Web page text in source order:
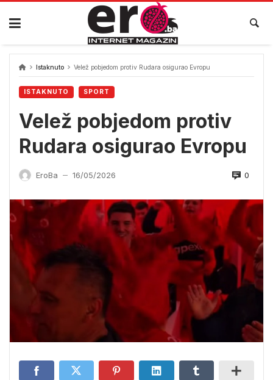
Skip
content
Istaknuto Velež pobjedom protiv Rudara osigurao Evropu
ISTAKNUTO SPORT
Velež pobjedom protiv
Rudara osigurao Evropu
EroBa — 16/05/2026 0